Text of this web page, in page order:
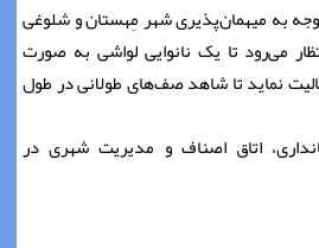
به میهمان‌پذیری شهر مِهستان و شلوغی
می‌رود تا یک نانوایی لواشی به صورت
نماید تا شاهد صف‌های طولانی در طول
اتاق اصناف و مدیریت شهری در